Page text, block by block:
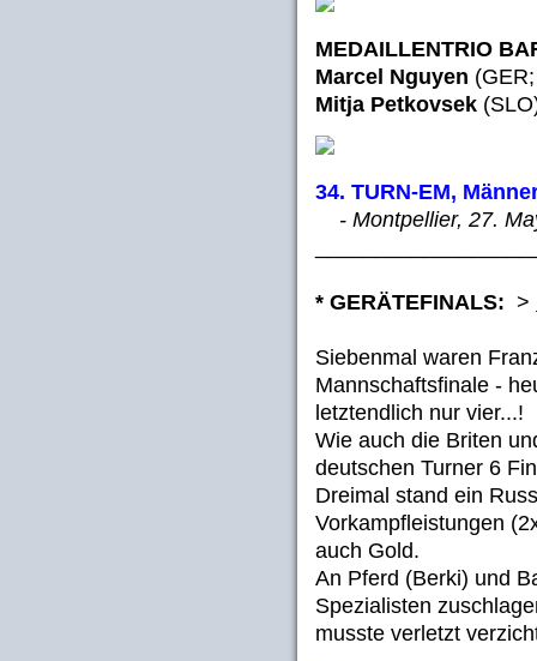
MEDAILLENTRIO
Marcel Nguyen
Mitja Petkovsek
34. TURN-EM,
- Montpellier, 27.
* GERÄTEFINALS: >
Siebenmal waren
Mannschaftsfinale -
letztendlich nur vier...!
Wie auch die Briten
deutschen Turner 6
Dreimal stand ein
Vorkampfleistungen
auch Gold.
An Pferd (Berki) und
Spezialisten
musste verletzt